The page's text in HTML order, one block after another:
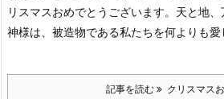
リスマスおめでとうございます。天と地
神様は、被造物である私たちを何よりも愛
記事を読む クリスマス